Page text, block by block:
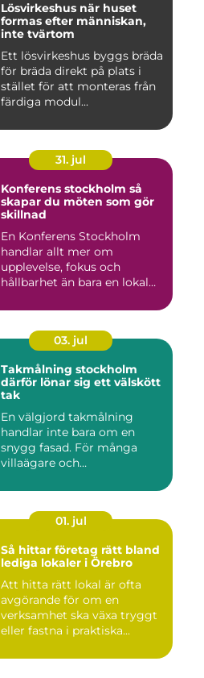
Lösvirkeshus när huset
formas efter människan,
inte tvärtom
Ett lösvirkeshus byggs bräda
för bräda direkt på plats i
stället för att monteras från
färdiga modul...
31. jul
Konferens stockholm så
skapar du möten som gör
skillnad
En Konferens Stockholm
handlar allt mer om
upplevelse, fokus och
hållbarhet än bara en lokal
03. jul
Takmålning stockholm
därför lönar sig ett välskött
tak
En välgjord takmålning
handlar inte bara om en
snygg fasad. För många
villaägare och
01. jul
Så hittar företag rätt bland
lediga lokaler i Örebro
Att hitta rätt lokal är ofta
avgörande för om en
verksamhet ska växa tryggt
eller fastna i praktiska...